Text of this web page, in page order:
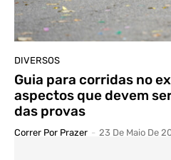
DIVERSOS
Guia para corridas no
aspectos que devem
das provas
Correr Por Prazer - 23 De Maio De